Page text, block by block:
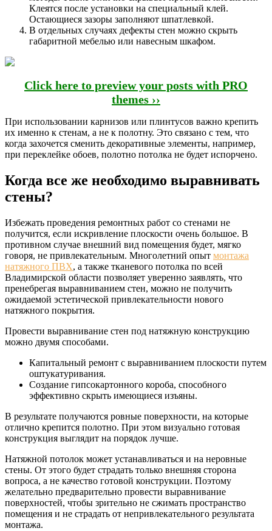
Клеятся после установки на специальный клей.
Остающиеся зазоры заполняют шпатлевкой.
В отдельных случаях дефекты стен можно скрыть
габаритной мебелью или навесным шкафом.
Click here to preview your posts with PRO
themes ››
При использовании карнизов или плинтусов важно крепить
их именно к стенам, а не к полотну. Это связано с тем, что
когда захочется сменить декоративные элементы, например,
при переклейке обоев, полотно потолка не будет испорчено.
Когда все же необходимо выравнивать
стены?
Избежать проведения ремонтных работ со стенами не
получится, если искривление плоскости очень большое. В
противном случае внешний вид помещения будет, мягко
говоря, не привлекательным. Многолетний опыт монтажа
натяжного ПВХ, а также тканевого потолка по всей
Владимирской области позволяет уверенно заявлять, что
пренебрегая выравниванием стен, можно не получить
ожидаемой эстетической привлекательности нового
натяжного покрытия.
Провести выравнивание стен под натяжную конструкцию
можно двумя способами.
Капитальный ремонт с выравниванием плоскости путем
оштукатуривания.
Создание гипсокартонного короба, способного
эффективно скрыть имеющиеся изъяны.
В результате получаются ровные поверхности, на которые
отлично крепится полотно. При этом визуально готовая
конструкция выглядит на порядок лучше.
Натяжной потолок может устанавливаться и на неровные
стены. От этого будет страдать только внешняя сторона
вопроса, а не качество готовой конструкции. Поэтому
желательно предварительно провести выравнивание
поверхностей, чтобы зрительно не сжимать пространство
помещения и не страдать от непривлекательного результата
монтажа.